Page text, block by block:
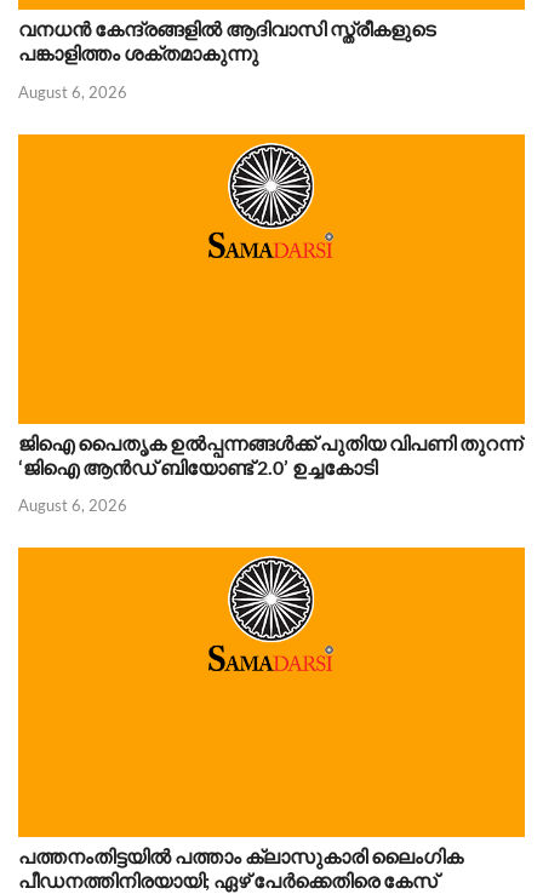
വനധൻ കേന്ദ്രങ്ങളിൽ ആദിവാസി സ്ത്രീകളുടെ
പങ്കാളിത്തം ശക്തമാകുന്നു
August 6, 2026
ജിഐ പൈതൃക ഉൽപ്പന്നങ്ങൾക്ക് പുതിയ വിപണി തുറന്ന്
‘ജിഐ ആൻഡ് ബിയോണ്ട് 2.0’ ഉച്ചകോടി
August 6, 2026
പത്തനംതിട്ടയിൽ പത്താം ക്ലാസുകാരി ലൈംഗിക
പീഡനത്തിനിരയായി; ഏഴ് പേർക്കെതിരെ കേസ്